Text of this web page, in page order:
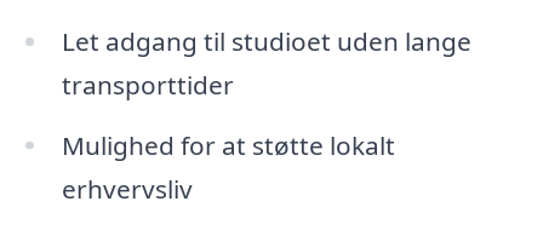
Let adgang til studioet uden lange
transporttider
Mulighed for at støtte lokalt
erhvervsliv